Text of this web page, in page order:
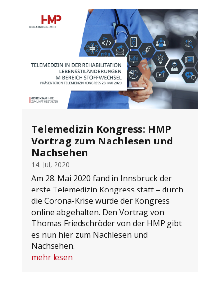
Telemedizin Kongress: HMP
Vortrag zum Nachlesen und
Nachsehen
14. Jul, 2020
Am 28. Mai 2020 fand in Innsbruck der
erste Telemedizin Kongress statt – durch
die Corona-Krise wurde der Kongress
online abgehalten. Den Vortrag von
Thomas Friedschröder von der HMP gibt
es nun hier zum Nachlesen und
Nachsehen.
mehr lesen